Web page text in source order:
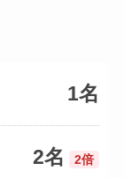
1名
2名 2倍